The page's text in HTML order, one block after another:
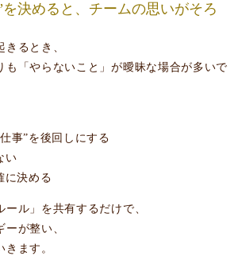
決めると、チームの思いがそろ
るとき、
も「やらないこと」が曖昧な場合が多いで
事”を後回しにする
い
に決める
ル」を共有するだけで、
が整い、
ます。